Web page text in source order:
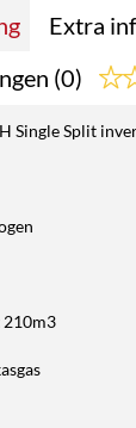
Extra
(0)
Single Split